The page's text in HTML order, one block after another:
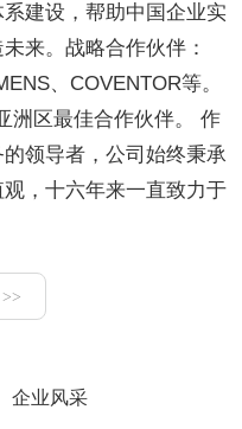
建设，帮助中国企业实
来。战略合作伙伴：
、COVENTOR等。
洲区最佳合作伙伴。 作
领导者，公司始终秉承
，十六年来一直致力于
企业风采